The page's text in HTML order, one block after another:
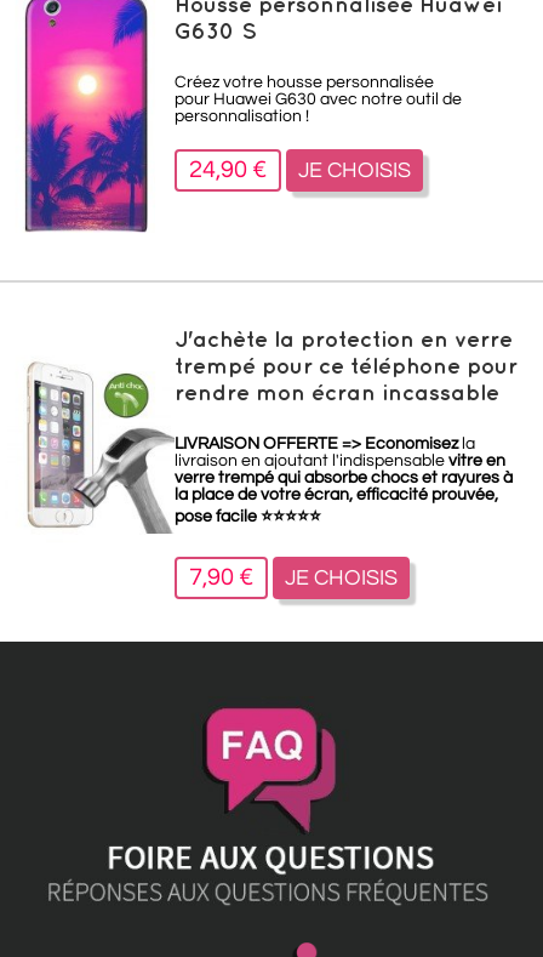
G630 S
Créez votre housse personnalisée
pour Huawei G630 avec notre outil de
personnalisation !
24,90 € JE CHOISIS
J'achète la protection en verre
trempé pour ce téléphone pour
rendre mon écran incassable
LIVRAISON OFFERTE => Economisezla
livraison en ajoutant l'indispensable vitre en
verre trempé qui absorbe chocs et rayures à
la place de votre écran, efficacité prouvée,
pose facile ⭐⭐⭐⭐⭐
7,90 € JE CHOISIS